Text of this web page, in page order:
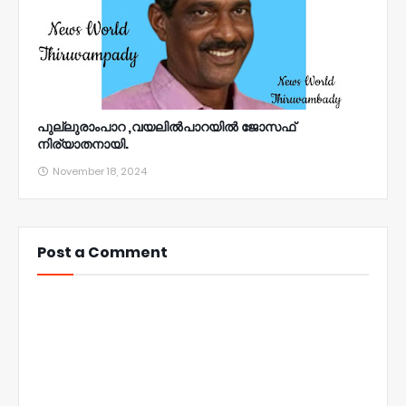
പുല്ലുരാംപാറ ,വയലിൽപാറയിൽ ജോസഫ്
നിര്യാതനായി.
November 18, 2024
Post a Comment